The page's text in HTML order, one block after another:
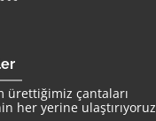
ürettiğimiz çantaları
her yerine ulaştırıyoruz